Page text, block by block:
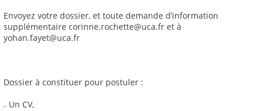
Envoyez votre dossier, et toute demande d’information
supplémentaire corinne.rochette@uca.fr et à
yohan.fayet@uca.fr
Dossier à constituer pour postuler :
₋ Un CV,